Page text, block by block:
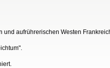
aufrührerischen Westen